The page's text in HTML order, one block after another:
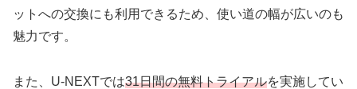
ットへの交換にも利用できるため、使い道の幅が広いのも
魅力です。
また、U-NEXTでは31日間の無料トライアルを実施してい